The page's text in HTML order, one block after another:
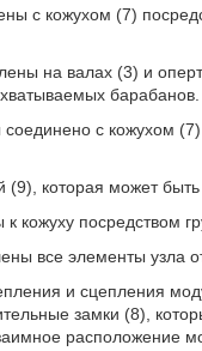
с кожухом (7)
на валах (3) и
барабанов.
с кожухом
которая может быть
кожуху посредством
все элементы узла
и сцепления
замки (8),
расположение